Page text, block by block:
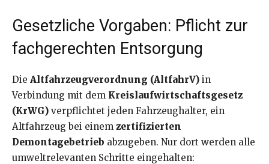
Gesetzliche Vorgaben: Pflicht zur
fachgerechten Entsorgung
Die Altfahrzeugverordnung (AltfahrV) in
Verbindung mit dem Kreislaufwirtschaftsgesetz
(KrWG) verpflichtet jeden Fahrzeughalter, ein
Altfahrzeug bei einem zertifizierten
Demontagebetrieb abzugeben. Nur dort werden alle
umweltrelevanten Schritte eingehalten: